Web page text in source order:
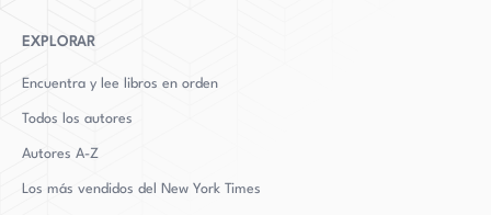
EXPLORAR
Encuentra y lee libros en orden
Todos los autores
Autores A-Z
Los más vendidos del New York Times